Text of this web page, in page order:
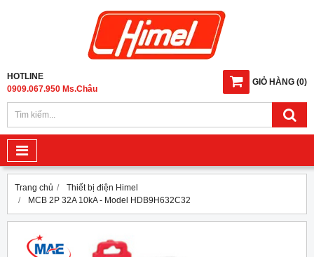
GIỎ HÀNG (0)
HOTLINE
0909.067.950 Ms.Châu
Trang chủ
Thiết bị điện Himel
MCB 2P 32A 10kA - Model HDB9H632C32